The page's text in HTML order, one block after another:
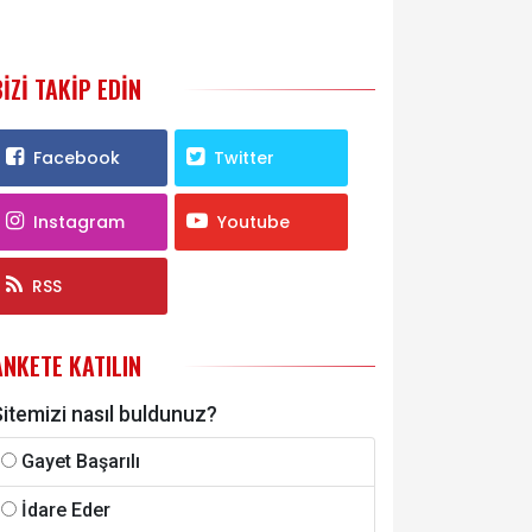
TAKIP EDIN
Facebook Twitter
Instagram Youtube
RSS
KATILIN
nasıl buldunuz?
Gayet Başarılı
İdare Eder